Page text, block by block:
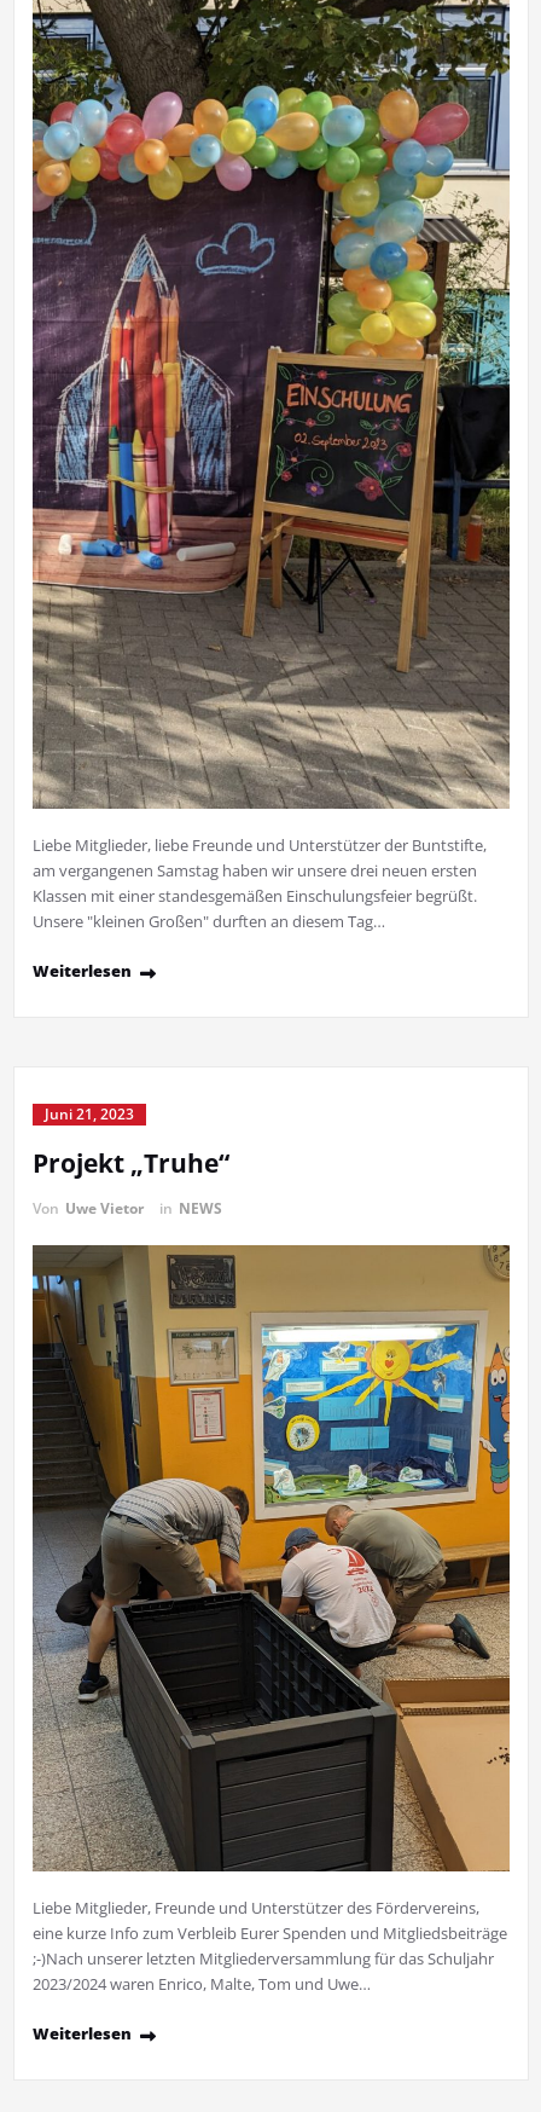
Liebe Mitglieder, liebe Freunde und Unterstützer der Buntstifte,
am vergangenen Samstag haben wir unsere drei neuen ersten
Klassen mit einer standesgemäßen Einschulungsfeier begrüßt.
Unsere "kleinen Großen" durften an diesem Tag…
Weiterlesen
Juni 21, 2023
Projekt „Truhe“
Von Uwe Vietor in NEWS
Liebe Mitglieder, Freunde und Unterstützer des Fördervereins,
eine kurze Info zum Verbleib Eurer Spenden und Mitgliedsbeiträge
;-)Nach unserer letzten Mitgliederversammlung für das Schuljahr
2023/2024 waren Enrico, Malte, Tom und Uwe…
Weiterlesen